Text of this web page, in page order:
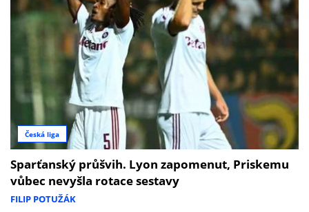
Česká liga
Sparťanský průšvih. Lyon zapomenut, Priskemu
vůbec nevyšla rotace sestavy
FILIP POTUŽÁK